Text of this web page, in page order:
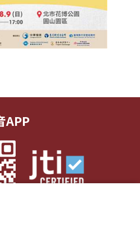
APP